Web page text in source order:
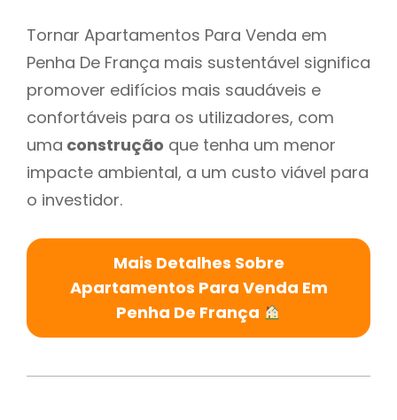
Tornar Apartamentos Para Venda em
Penha De França mais sustentável significa
promover edifícios mais saudáveis e
confortáveis para os utilizadores, com
uma construção que tenha um menor
impacte ambiental, a um custo viável para
o investidor.
Mais Detalhes Sobre
Apartamentos Para Venda Em
Penha De França